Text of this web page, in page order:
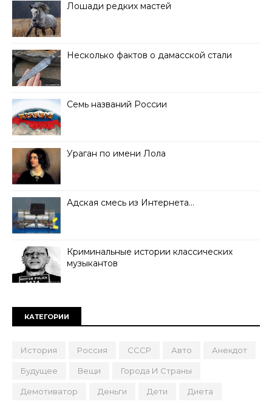
Лошади редких мастей
Несколько фактов о дамасской стали
Семь названий России
Ураган по имени Лола
Адская смесь из Интернета…
Криминальные истории классических
музыкантов
КАТЕГОРИИ
История Россия СССР Авто Анекдот
Будущее Вещи Города И Страны
Демотиватор Деньги Дети Диета